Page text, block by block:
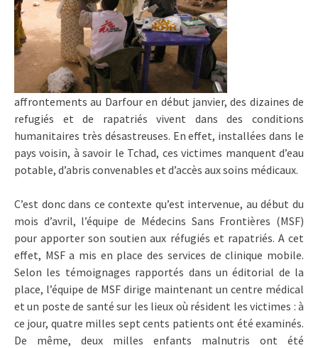
affrontements au Darfour en début janvier, des dizaines de
refugiés et de rapatriés vivent dans des conditions
humanitaires très désastreuses. En effet, installées dans le
pays voisin, à savoir le Tchad, ces victimes manquent d’eau
potable, d’abris convenables et d’accès aux soins médicaux.
C’est donc dans ce contexte qu’est intervenue, au début du
mois d’avril, l’équipe de Médecins Sans Frontières (MSF)
pour apporter son soutien aux réfugiés et rapatriés. A cet
effet, MSF a mis en place des services de clinique mobile.
Selon les témoignages rapportés dans un éditorial de la
place, l’équipe de MSF dirige maintenant un centre médical
et un poste de santé sur les lieux où résident les victimes : à
ce jour, quatre milles sept cents patients ont été examinés.
De même, deux milles enfants malnutris ont été